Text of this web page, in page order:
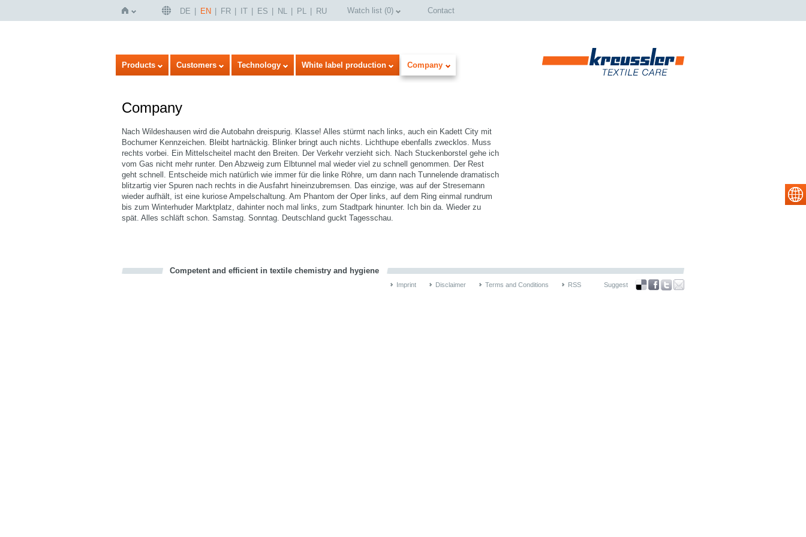
Home
DE EN FR IT ES NL PL RU Watch list (0) Contact
Products Customers Technology White label production Company
Company
Nach Wildeshausen wird die Autobahn dreispurig. Klasse! Alles stürmt nach links, auch ein Kadett City mit
Bochumer Kennzeichen. Bleibt hartnäckig. Blinker bringt auch nichts. Lichthupe ebenfalls zwecklos. Muss
rechts vorbei. Ein Mittelscheitel macht den Breiten. Der Verkehr verzieht sich. Nach Stuckenborstel gehe ich
vom Gas nicht mehr runter. Den Abzweig zum Elbtunnel mal wieder viel zu schnell genommen. Der Rest
geht schnell. Entscheide mich natürlich wie immer für die linke Röhre, um dann nach Tunnelende dramatisch
blitzartig vier Spuren nach rechts in die Ausfahrt hineinzubremsen. Das einzige, was auf der Stresemann
wieder aufhält, ist eine kuriose Ampelschaltung. Am Phantom der Oper links, auf dem Ring einmal rundrum
bis zum Winterhuder Marktplatz, dahinter noch mal links, zum Stadtpark hinunter. Ich bin da. Wieder zu
spät. Alles schläft schon. Samstag. Sonntag. Deutschland guckt Tagesschau.
Competent and efficient in textile chemistry and hygiene
Imprint Disclaimer Terms and Conditions RSS Suggest
select language